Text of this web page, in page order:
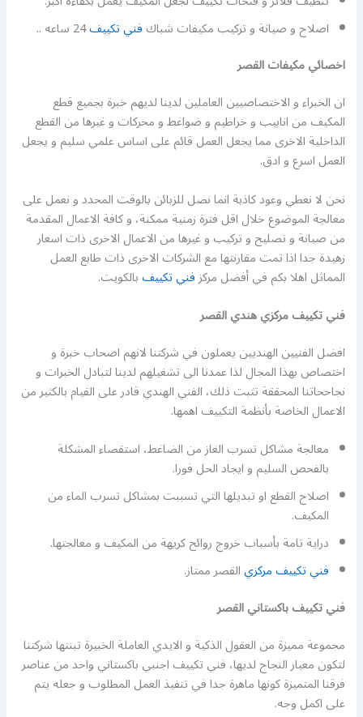
اصلاح و صيانة و تركيب مكيفات شباكفني تكييف24 ساعه ..
اخصائي مكيفات القصر
ان الخبراء و الاختصاصيين العاملين لدينا لديهم خبرة بجميع قطع
المكيف من انابيب و خراطيم و ضواغط و محركات و غيرها من القطع
الداخلية الاخرى مما يجعل العمل قائم على اساس علمي سليم و يجعل
العمل اسرع و ادق.
نحن لا نعطي وعود كاذبة انما نصل للزبائن بالوقت المحدد و نعمل على
معالجة الموضوع خلال اقل فترة زمنية ممكنة، و كافة الاعمال المقدمة
من صيانة و تصليح و تركيب و غيرها من الاعمال الاخرى ذات اسعار
زهيدة جدا اذا تمت مقارنتها مع الشركات الاخرى ذات طابع العمل
المماثل اهلا بكم في أفضل مركزفني تكييفبالكويت.
فني تكييف مركزي هندي القصر
افضل الفنيين الهنديين يعملون في شركتنا لانهم اصحاب خبرة و
اختصاص بهذا المجال لذا عمدنا الى تشغيلهم لدينا لتبادل الخبرات و
نجاححاتنا المحققة تثبت ذلك، الفني الهندي قادر على القيام بالكثير من
الاعمال الخاصة بأنظمة التكييف اهمها.
معالجة مشاكل تسرب الغاز من الضاغط، استقصاء المشكلة
بالفحص السليم و ايجاد الحل فورا.
اصلاح القطع او تبديلها التي تسببت بمشاكل تسرب الماء من
المكيف.
دراية تامة بأسباب خروج روائح كريهة من المكيف و معالجتها.
فني تكييف مركزيالقصر ممتاز.
فني تكييف باكستاني القصر
مجموعة مميزة من العقول الذكية و الايدي العاملة الخبيرة تبنتها شركتنا
لتكون معيار النجاح لديها، فني تكييف اجنبي باكستاني واحد من عناصر
فرقنا المتميزة كونها ماهرة جدا في تنفيذ العمل المطلوب و جعله يتم
على اكمل وجه.